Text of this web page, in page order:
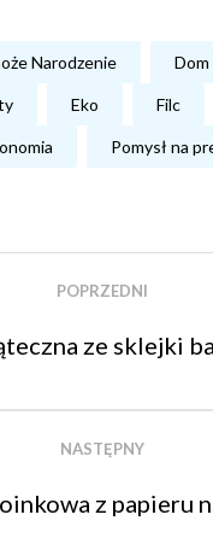
Narodzenie Dom
Eko Filc
Pomysł na
POPRZEDNI
ze sklejki
NASTĘPNY
z papieru